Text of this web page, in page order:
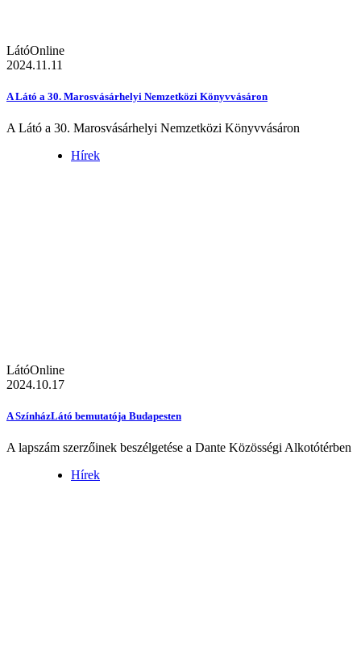
LátóOnline
2024.11.11
A Látó a 30. Marosvásárhelyi Nemzetközi Könyvvásáron
A Látó a 30. Marosvásárhelyi Nemzetközi Könyvvásáron
Hírek
LátóOnline
2024.10.17
A SzínházLátó bemutatója Budapesten
A lapszám szerzőinek beszélgetése a Dante Közösségi Alkotótérben
Hírek